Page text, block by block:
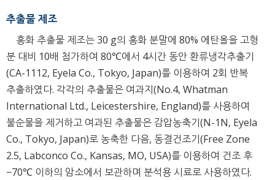
추출물 제조
홍화 추출물 제조는 30 g의 홍화 분말에 80% 에탄올을 고형
분 대비 10배 첨가하여 80℃에서 4시간 동안 환류냉각추출기
(CA-1112, Eyela Co., Tokyo, Japan)를 이용하여 2회 반복
추출하였다. 각각의 추출물은 여과지(No.4, Whatman
International Ltd., Leicestershire, England)를 사용하여
불순물을 제거하고 여과된 추출물은 감압농축기(N-1N, Eyela
Co., Tokyo, Japan)로 농축한 다음, 동결건조기(Free Zone
2.5, Labconco Co., Kansas, MO, USA)를 이용하여 건조 후
−70℃ 이하의 암소에서 보관하며 분석용 시료로 사용하였다.